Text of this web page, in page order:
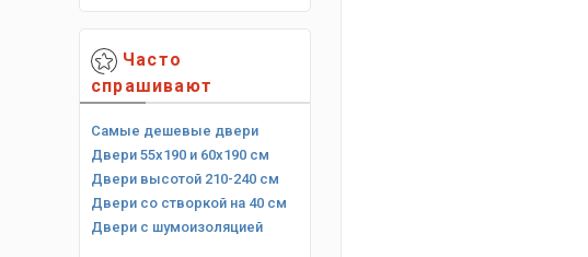
Часто
спрашивают
Самые дешевые двери
Двери 55х190 и 60х190 см
Двери высотой 210-240 см
Двери со створкой на 40 см
Двери с шумоизоляцией